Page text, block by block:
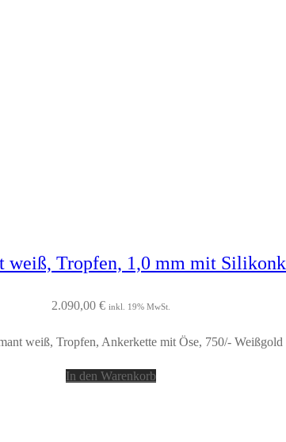
weiß, Tropfen, 1,0 mm mit
2.090,00 € inkl. 19% MwSt.
weiß, Tropfen, Ankerkette mit Öse, 750/- Weißgold
In den Warenkorb